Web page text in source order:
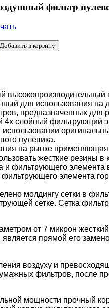
фильтр
для использования на
предназначенных для
4х слойный фильтрующий
использовании
нулевика.
на рынке
жесткие резины в
и фильтрующего элемента
элемента
молдингу сетки в
сетке. Сетка
от 7 микрон
прямой его
воздуху и
фильтров, после
мощности прочный